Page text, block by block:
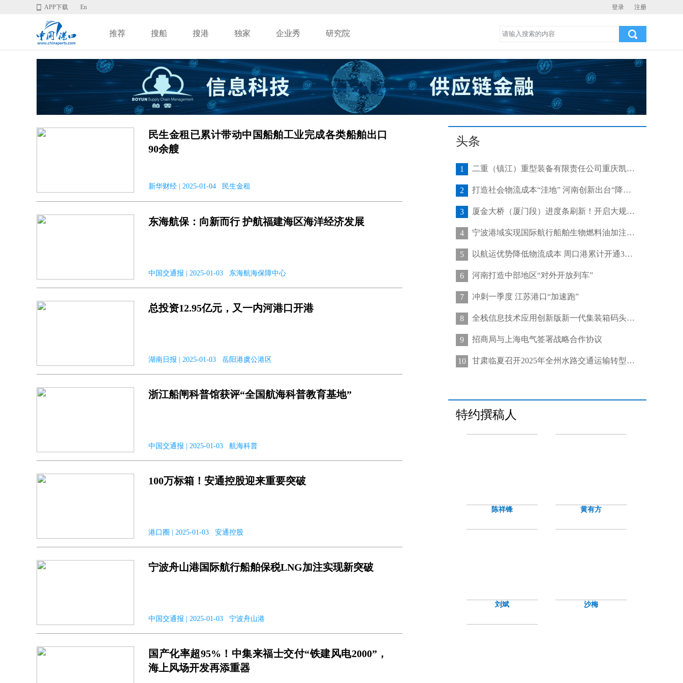
登录 注册
APP下载 En
推荐 搜船 搜港 独家 企业秀 研究院
民生金租已累计带动中国船舶工业完成各类船舶出口
90余艘
新华财经 | 2025-01-04 民生金租
东海航保：向新而行 护航福建海区海洋经济发展
中国交通报 | 2025-01-03 东海航海保障中心
总投资12.95亿元，又一内河港口开港
湖南日报 | 2025-01-03 岳阳港虞公港区
浙江船闸科普馆获评“全国航海科普教育基地”
中国交通报 | 2025-01-03 航海科普
100万标箱！安通控股迎来重要突破
港口圈 | 2025-01-03 安通控股
宁波舟山港国际航行船舶保税LNG加注实现新突破
中国交通报 | 2025-01-03 宁波舟山港
国产化率超95%！中集来福士交付“铁建风电2000”，
海上风场开发再添重器
头条
1 二重（镇江）重型装备有限责任公司重庆凯瑞项目发运助力海上风电产业发展
2 打造社会物流成本“洼地” 河南创新出台“降本16条”
3 厦金大桥（厦门段）进度条刷新！开启大规模桥梁装配化施工新阶段
4 宁波港域实现国际航行船舶生物燃料油加注“零突破”
5 以航运优势降低物流成本 周口港累计开通32条集装箱航线
6 河南打造中部地区“对外开放列车”
7 冲刺一季度 江苏港口“加速跑”
8 全栈信息技术应用创新版新一代集装箱码头管控系统在天津港上线运行
9 招商局与上海电气签署战略合作协议
10 甘肃临夏召开2025年全州水路交通运输转型发展推进会
特约撰稿人
陈祥锋 黄有方
刘斌 沙梅